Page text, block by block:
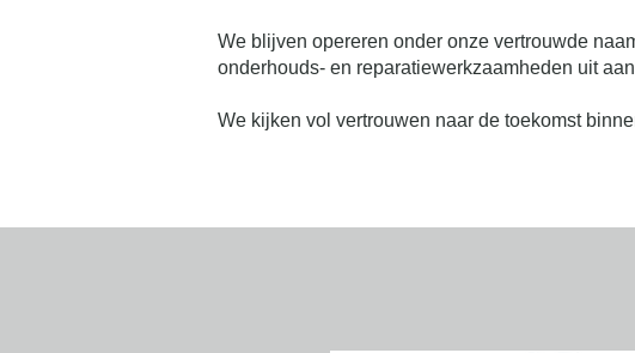
We blijven opereren onder onze vertrouwde
onderhouds- en reparatiewerkzaamheden uit
We kijken vol vertrouwen naar de toekomst